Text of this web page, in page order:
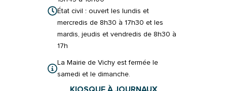
État civil : ouvert les lundis et
mercredis de 8h30 à 17h30 et les
mardis, jeudis et vendredis de 8h30 à
17h
La Mairie de Vichy est fermée le
samedi et le dimanche.